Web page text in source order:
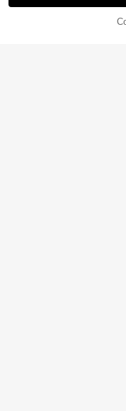
Sommer Outfit Ganzjährig
17